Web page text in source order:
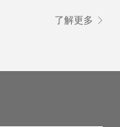
工序，是制造业从
了解更多